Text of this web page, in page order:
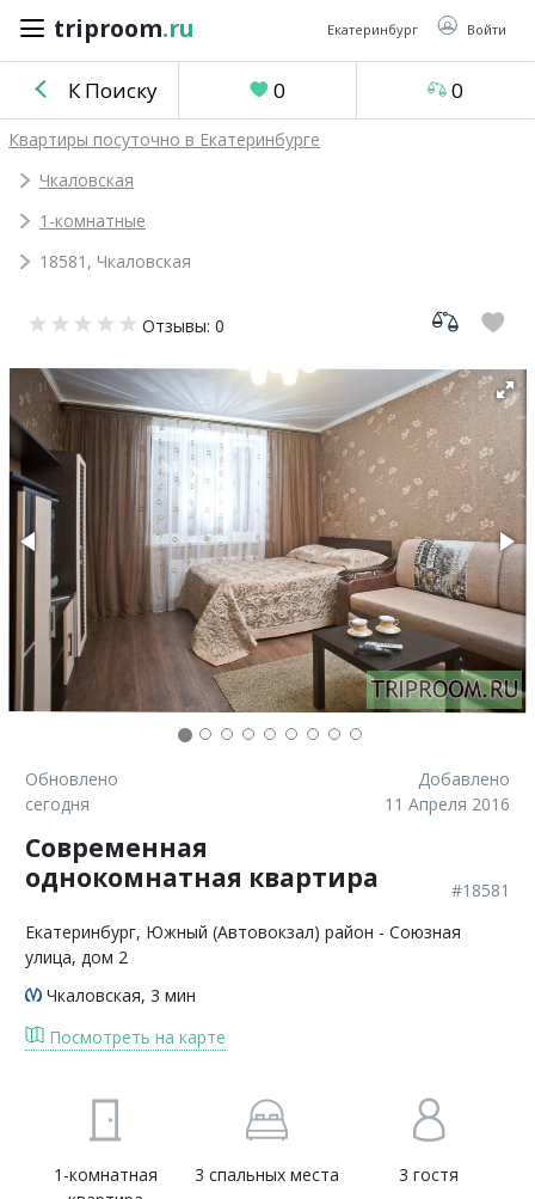
triproom.ru Екатеринбург Войти
triproom .ru
Российский
Войти / Зарегистрироваться
объявление
Сравнение
К Поиску 0 0
Квартиры посуточно в Екатеринбурге
Чкаловская
1-комнатные
18581, Чкаловская
Отзывы: 0
Обновлено
сегодня
Добавлено
11 Апреля 2016
Современная
однокомнатная квартира
#18581
Екатеринбург, Южный (Автовокзал) район - Союзная
улица, дом 2
Чкаловская, 3 мин
Посмотреть на карте
1-комнатная
3 спальных места 3 гостя